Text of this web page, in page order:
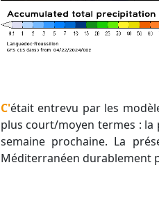
C'était entrevu par les modèles saisonniers et c'est désormais relayé par les modèles dits "déterministes" à
plus court/moyen termes :
semaine prochaine. La
Méditerranéen durablement